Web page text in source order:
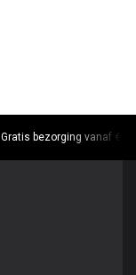
Gratis bezorging vanaf